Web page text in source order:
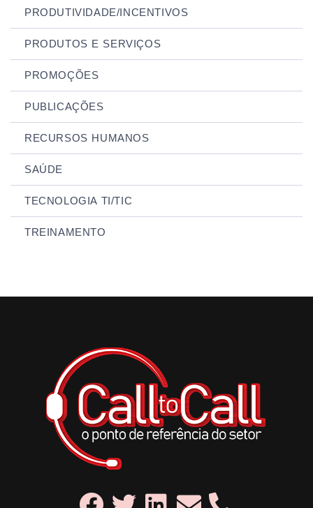
PRODUTIVIDADE/INCENTIVOS
PRODUTOS E SERVIÇOS
PROMOÇÕES
PUBLICAÇÕES
RECURSOS HUMANOS
SAÚDE
TECNOLOGIA TI/TIC
TREINAMENTO